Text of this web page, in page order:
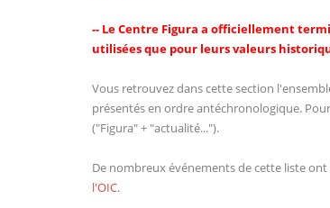
-- Le Centre Figura a officiellement
utilisées que pour leurs valeurs
Vous retrouvez dans cette section
présentés en ordre antéchronologique.
("Figura" + "actualité...").
De nombreux événements de cette liste
l'OIC.